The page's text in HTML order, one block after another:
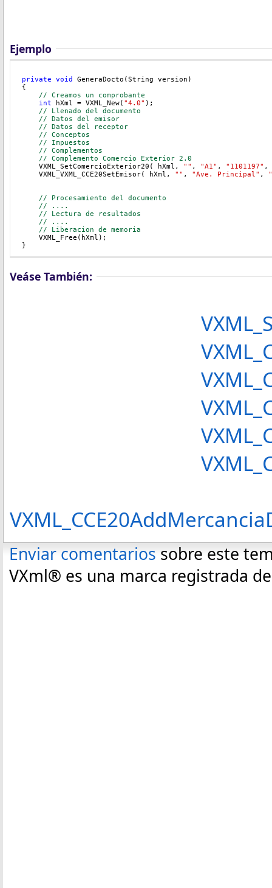
Ejemplo
private void
GeneraDocto(String version)
{
// Creamos un comprobante
int hXml = VXML_New( "4.0" );
// Llenado del documento
// Datos del emisor
// Datos del receptor
// Conceptos
    // Impuestos
// Complementos
    // Complemento Comercio Exterior 2.0
    VXML_SetComercioExterior20( hXml,
"" , "A1" , "1101197" ,
    VXML_VXML_CCE20SetEmisor( hXml,
"" , "Ave. Principal" ,
// Procesamiento del documento
// ....
// Lectura de resultados
// ....
// Liberacion de memoria
    VXML_Free(hXml);
}
Veáse También:
Enviar comentarios sobre este
VXml® es una marca registrada